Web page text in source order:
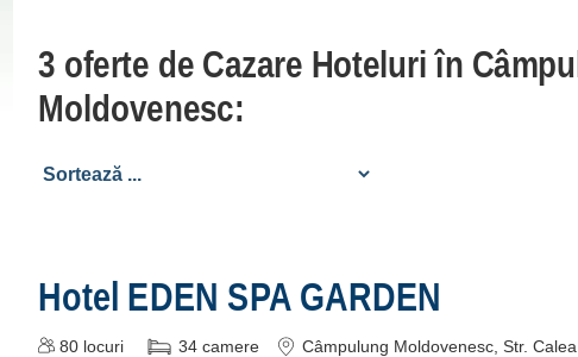
3 oferte de Cazare Hoteluri în
Moldovenesc:
Hotel EDEN SPA GARDEN
80 locuri 34 camere Câmpulung Moldovenesc , Str.